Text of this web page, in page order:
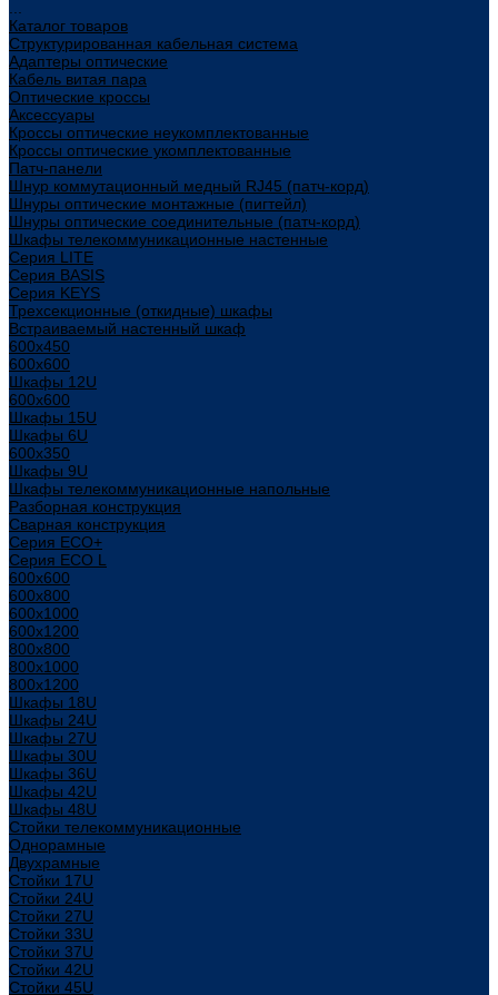
Каталог товаров
Структурированная кабельная система
Адаптеры оптические
Кабель витая пара
Оптические кроссы
Аксессуары
Кроссы оптические неукомплектованные
Кроссы оптические укомплектованные
Патч-панели
Шнур коммутационный медный RJ45 (патч-корд)
Шнуры оптические монтажные (пигтейл)
Шнуры оптические соединительные (патч-корд)
Шкафы телекоммуникационные настенные
Cерия LITE
Cерия BASIS
Cерия KEYS
Трехсекционные (откидные) шкафы
Встраиваемый настенный шкаф
600x450
600x600
Шкафы 12U
600x600
Шкафы 15U
Шкафы 6U
600x350
Шкафы 9U
Шкафы телекоммуникационные напольные
Разборная конструкция
Сварная конструкция
Серия ECO+
Серия ECO L
600x600
600x800
600х1000
600х1200
800x800
800х1000
800х1200
Шкафы 18U
Шкафы 24U
Шкафы 27U
Шкафы 30U
Шкафы 36U
Шкафы 42U
Шкафы 48U
Стойки телекоммуникационные
Однорамные
Двухрамные
Стойки 17U
Стойки 24U
Стойки 27U
Стойки 33U
Стойки 37U
Стойки 42U
Стойки 45U